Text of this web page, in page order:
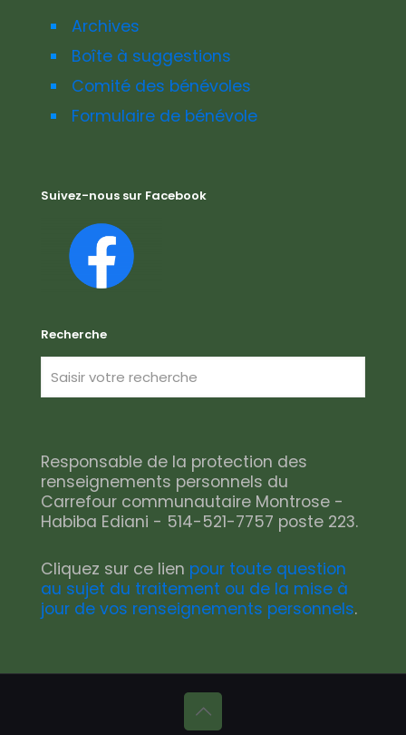
Archives
Boîte à suggestions
Comité des bénévoles
Formulaire de bénévole
Suivez-nous sur Facebook
Recherche
Responsable de la protection des
renseignements personnels du
Carrefour communautaire Montrose -
Habiba Ediani - 514-521-7757 poste 223.
Cliquez sur ce lien pour toute question
au sujet du traitement ou de la mise à
jour de vos renseignements personnels.